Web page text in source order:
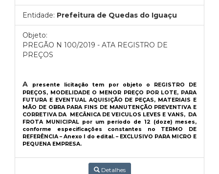
Entidade: Prefeitura de Quedas do Iguaçu
Objeto:
PREGÃO N 100/2019 - ATA REGISTRO DE
PREÇOS
A
presente licitação tem por objeto o REGISTRO DE
PREÇOS, MODELIDADE O MENOR PREÇO POR LOTE, PARA
FUTURA E EVENTUAL AQUISIÇÃO DE PEÇAS, MATERIAIS E
MÃO DE OBRA PARA FINS DE MANUTENÇÃO PREVENTIVA E
CORRETIVA DA MECÂNICA DE VEICULOS LEVES E VANS, DA
FROTA MUNICIPAL por um período de 12 (doze) meses,
conforme especificações constantes no TERMO DE
REFERÊNCIA – Anexo I do edital. – EXCLUSIVO PARA MICRO E
PEQUENA EMPRESA.
Detalhes